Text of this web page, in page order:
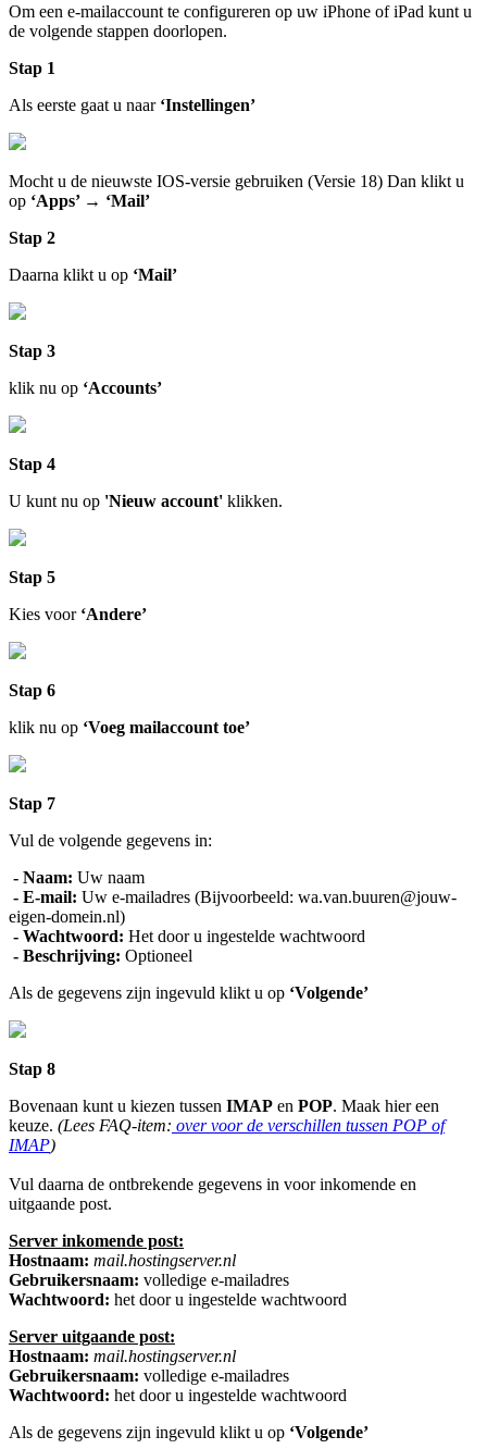
Om een e-mailaccount te configureren op uw iPhone of iPad kunt u
de volgende stappen doorlopen.
Stap 1
Als eerste gaat u naar ‘Instellingen’
Mocht u de nieuwste IOS-versie gebruiken (Versie 18) Dan klikt u
op ‘Apps’ → ‘Mail’
Stap 2
Daarna klikt u op ‘Mail’
Stap 3
klik nu op ‘Accounts’
Stap 4
U kunt nu op 'Nieuw account' klikken.
Stap 5
Kies voor ‘Andere’
Stap 6
klik nu op ‘Voeg mailaccount toe’
Stap 7
Vul de volgende gegevens in:
- Naam: Uw naam
- E-mail: Uw e-mailadres (Bijvoorbeeld: wa.van.buuren@jouw-
eigen-domein.nl)
- Wachtwoord: Het door u ingestelde wachtwoord
- Beschrijving: Optioneel
Als de gegevens zijn ingevuld klikt u op ‘Volgende’
Stap 8
Bovenaan kunt u kiezen tussen IMAP en POP. Maak hier een
keuze. (Lees FAQ-item: over voor de verschillen tussen POP of
IMAP)
Vul daarna de ontbrekende gegevens in voor inkomende en
uitgaande post.
Server inkomende post:
Hostnaam: mail.hostingserver.nl
Gebruikersnaam: volledige e-mailadres
Wachtwoord: het door u ingestelde wachtwoord
Server uitgaande post:
Hostnaam: mail.hostingserver.nl
Gebruikersnaam: volledige e-mailadres
Wachtwoord: het door u ingestelde wachtwoord
Als de gegevens zijn ingevuld klikt u op ‘Volgende’